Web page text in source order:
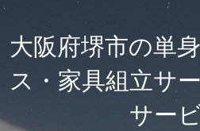
大阪府堺市の単
ス・家具組立サ
サー